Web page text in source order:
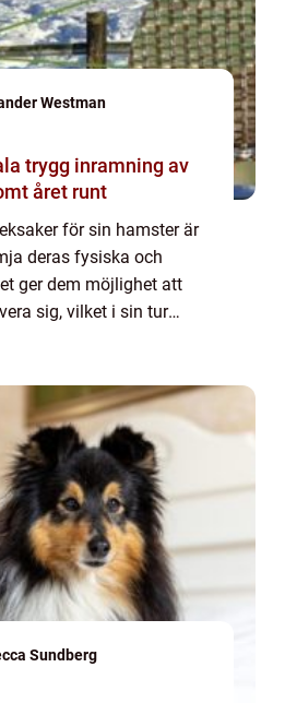
Westman
av
året runt
för sin hamster är
deras fysiska och
ger dem möjlighet att
sig, vilket i sin tur
Sundberg